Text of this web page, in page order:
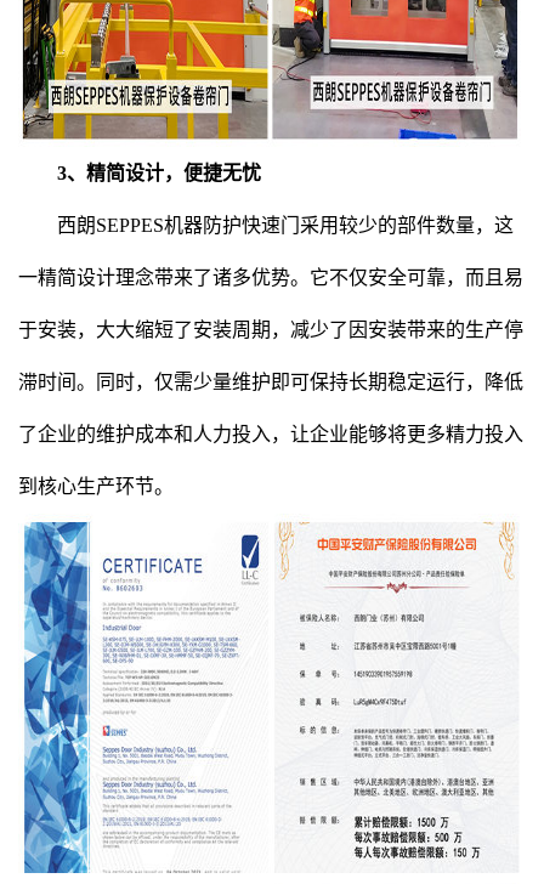
3、精简设计，便捷无忧
西朗SEPPES机器防护快速门采用较少的部件数量，这
一精简设计理念带来了诸多优势。它不仅安全可靠，而且易
于安装，大大缩短了安装周期，减少了因安装带来的生产停
滞时间。同时，仅需少量维护即可保持长期稳定运行，降低
了企业的维护成本和人力投入，让企业能够将更多精力投入
到核心生产环节。